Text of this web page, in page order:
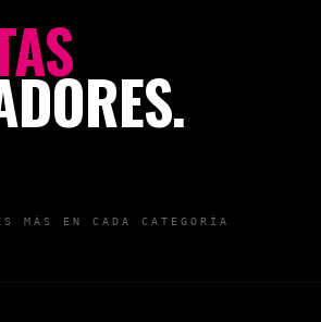
MÁS EN CADA CATEGORÍA